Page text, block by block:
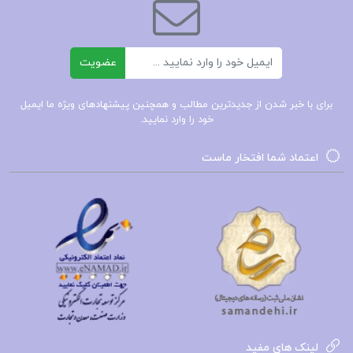
کتاب زندانیان باور متیو مک کی دانلود PDF
دانلود و خرید کتاب زندانیان باور ماتیو مک کی ترجمه
زهرا اندوز
فانینگ PDF
کتاب پیشنهادی📚
کتاب زنان پیغمبر عایشه بنت الشاطی
کتاب زنان در تاریخ کهن ایران مهدی اقبالی مهدی
عضویت
برای با خبر شدن از جدیدترین مطالب و همچنین پیشنهادهای ویژه ما ایمیل
خود را وارد نمایید.
اعتماد شما افتخار ماست
لینک های مفید